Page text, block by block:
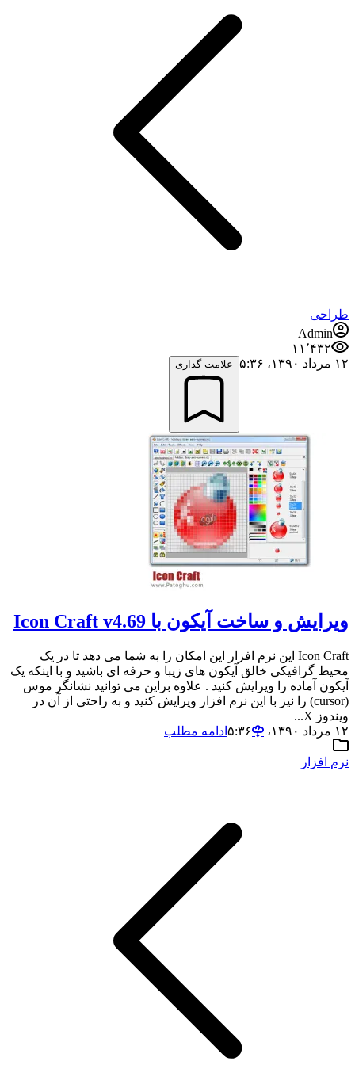
طراحی
Admin
۱۱٬۴۳۲
۱۲ مرداد ۱۳۹۰،‏ ۵:۳۶
علامت گذاری
ویرایش و ساخت آیکون با Icon Craft v4.69
Icon Craft این نرم افزار این امکان را به شما می دهد تا در یک
محیط گرافیکی خالق آیکون های زیبا و حرفه ای باشید و با اینکه یک
آیکون آماده را ویرایش کنید . علاوه براین می توانید نشانگر موس
(cursor) را نیز با این نرم افزار ویرایش کنید و به راحتی از آن در
ویندوز X...
۱۲ مرداد ۱۳۹۰،‏ ۵:۳۶
ادامه مطلب
نرم افزار